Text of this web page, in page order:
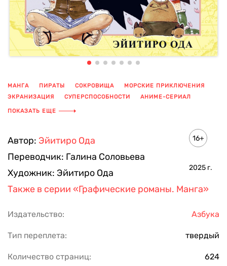
МАНГА ПИРАТЫ СОКРОВИЩА
МОРСКИЕ ПРИКЛЮЧЕНИЯ
ЭКРАНИЗАЦИЯ
СУПЕРСПОСОБНОСТИ
АНИМЕ-СЕРИАЛ
КЛАССИКА МАНГИ
ПОКАЗАТЬ ЕЩЕ
Автор: Эйитиро Ода
Переводчик: Галина Соловьева
Художник: Эйитиро Ода
16+
2025 г.
Также в серии «Графические романы. Манга»
Издательство: Азбука
Тип переплета: твердый
Количество страниц: 624